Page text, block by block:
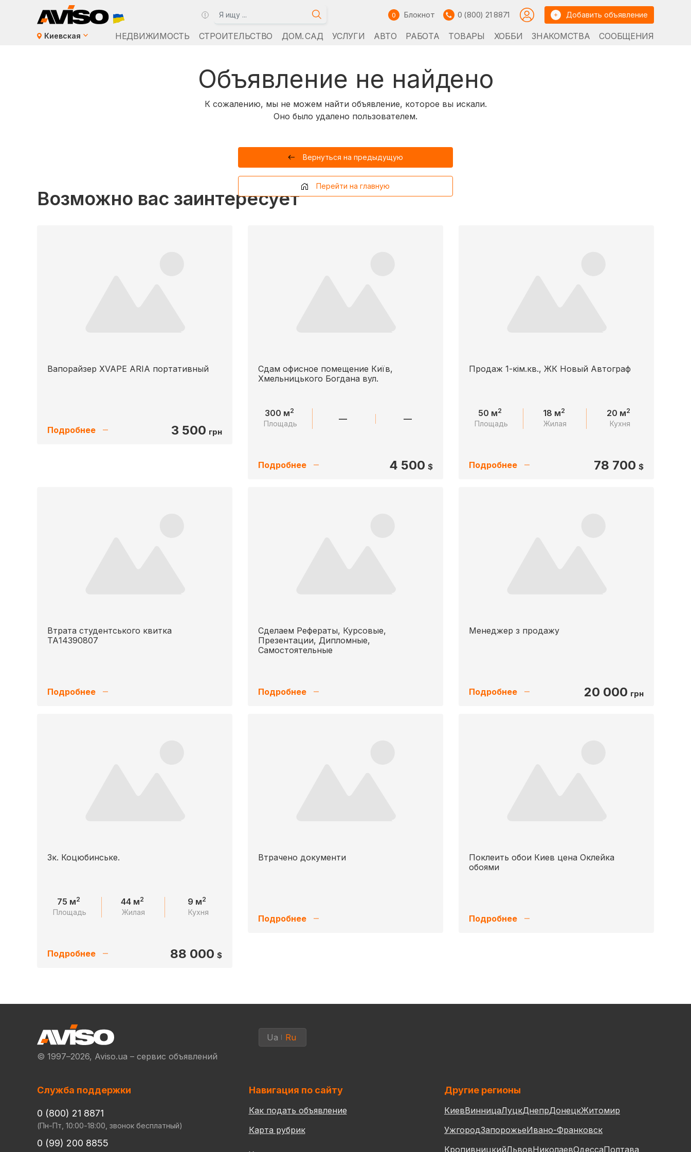
0 Блокнот 0 (800) 21 8871 Добавить объявление
Киевская НЕДВИЖИМОСТЬ СТРОИТЕЛЬСТВО ДОМ. САД УСЛУГИ АВТО РАБОТА ТОВАРЫ ХОББИ ЗНАКОМСТВА СООБЩЕНИЯ
Объявление не найдено
К сожалению, мы не можем найти объявление, которое вы искали.
Оно было удалено пользователем.
Вернуться на предыдущую
Перейти на главную
Возможно вас заинтересует
Вапорайзер XVAPE ARIA портативный
Подробнее 3 500 грн
Сдам офисное помещение Київ,
Хмельницького Богдана вул.
300 м2
Площадь — —
Подробнее 4 500 $
Продаж 1-кім.кв., ЖК Новый Автограф
50 м2
Площадь
18 м2
Жилая
20 м2
Кухня
Подробнее 78 700 $
Втрата студентського квитка
ТА14390807
Подробнее
Сделаем Рефераты, Курсовые,
Презентации, Дипломные,
Самостоятельные
Подробнее
Менеджер з продажу
Подробнее 20 000 грн
3к. Коцюбинське.
75 м2
Площадь
44 м2
Жилая
9 м2
Кухня
Подробнее 88 000 $
Втрачено документи
Подробнее
Поклеить обои Киев цена Оклейка
обоями
Подробнее
© 1997–2026, Aviso.ua – сервис объявлений
Ua Ru
Служба поддержки
0 (800) 21 8871
(Пн-Пт, 10:00-18:00, звонок бесплатный)
0 (99) 200 8855
Навигация по сайту
Как подать объявление
Карта рубрик
Другие регионы
КиевВинницаЛуцкДнепрДонецкЖитомир
УжгородЗапорожьеИвано-Франковск
КропивницкийЛьвовНиколаевОдессаПолтава